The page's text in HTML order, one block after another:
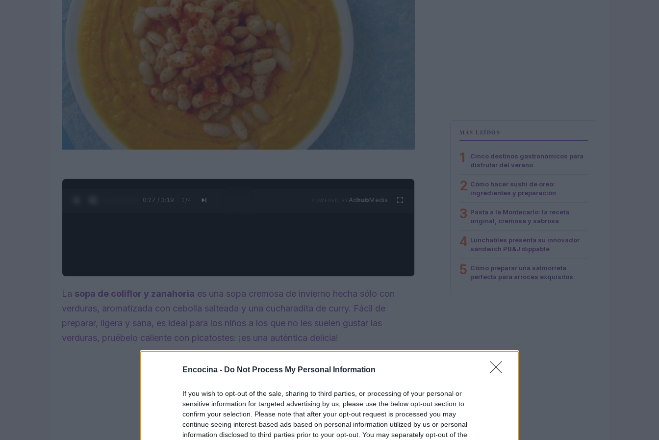
Encocina - Do Not Process My Personal Information
If you wish to opt-out of the sale, sharing to third parties, or processing of your personal or
sensitive information for targeted advertising by us, please use the below opt-out section to
confirm your selection. Please note that after your opt-out request is processed you may
continue seeing interest-based ads based on personal information utilized by us or personal
information disclosed to third parties prior to your opt-out. You may separately opt-out of the
0:28 / 3:19 1 /4 AdhubMedia
La sopa de coliflor y zanahoria es una sopa cremosa de invierno hecha sólo con
verduras, aromatizada con cebolla salteada y una cucharadita de curry. Fácil de
preparar, ligera y sana, es ideal para los niños a los que no les suelen gustar las
verduras, pruébelo caliente con picatostes: ¡es una auténtica delicia!
MÁS LEÍDOS
1
Cinco destinos gastronómicos para
disfrutar del verano
2 Cómo hacer sushi de oreo:
ingredientes y preparación
3 Pasta a la Montecarlo: la receta
original, cremosa y sabrosa
4 Lunchables presenta su innovador
sándwich PB&J dippable
5 Cómo preparar una salmorreta
perfecta para arroces exquisitos